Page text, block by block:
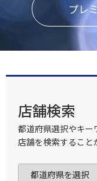
プレ
店舗検索
都道府県選択やキ
店舗を検索すること